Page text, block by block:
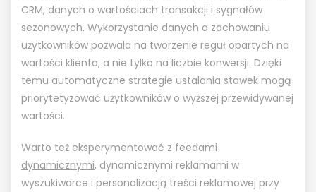
CRM, danych o wartościach transakcji i sygnałów
sezonowych. Wykorzystanie danych o zachowaniu
użytkowników pozwala na tworzenie reguł opartych na
wartości klienta, a nie tylko na liczbie konwersji. Dzięki
temu automatyczne strategie ustalania stawek mogą
priorytetyzować użytkowników o wyższej przewidywanej
wartości.
Warto też eksperymentować z feedami
dynamicznymi, dynamicznymi reklamami w
wyszukiwarce i personalizacją treści reklamowej przy